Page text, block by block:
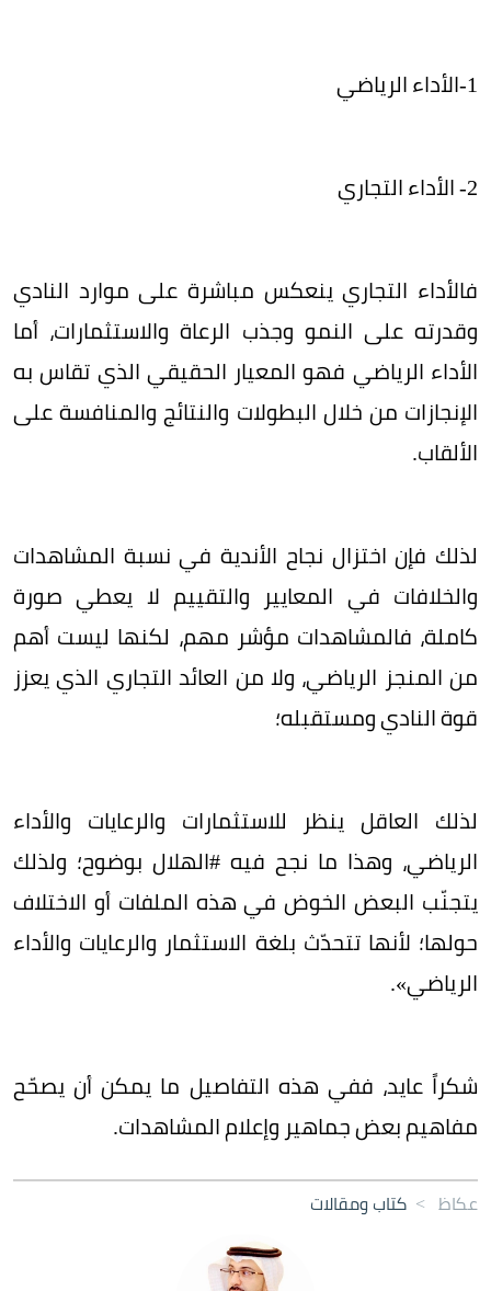
‏فالأداء التجاري ينعكس مباشرة على موارد النادي
وقدرته على النمو وجذب الرعاة والاستثمارات، ‏أما
الأداء الرياضي فهو المعيار الحقيقي الذي تقاس به
الإنجازات من خلال البطولات والنتائج والمنافسة على
الألقاب.
‏لذلك فإن اختزال نجاح الأندية في نسبة المشاهدات
والخلافات في المعايير والتقييم لا يعطي صورة
كاملة، فالمشاهدات مؤشر مهم، ‏لكنها ليست أهم
من المنجز الرياضي، ولا من العائد التجاري الذي يعزز
قوة النادي ومستقبله؛
‏لذلك العاقل ينظر للاستثمارات والرعايات والأداء
الرياضي، ‏وهذا ما نجح فيه #الهلال بوضوح؛ ولذلك
يتجنّب البعض الخوض في هذه الملفات أو الاختلاف
حولها؛ لأنها تتحدّث بلغة الاستثمار والرعايات والأداء
الرياضي».
شكراً عايد، ففي هذه التفاصيل ما يمكن أن يصحّح
مفاهيم بعض جماهير وإعلام المشاهدات.
عكاظ > كتاب ومقالات